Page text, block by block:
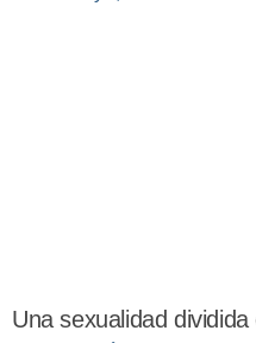
Una sexualidad